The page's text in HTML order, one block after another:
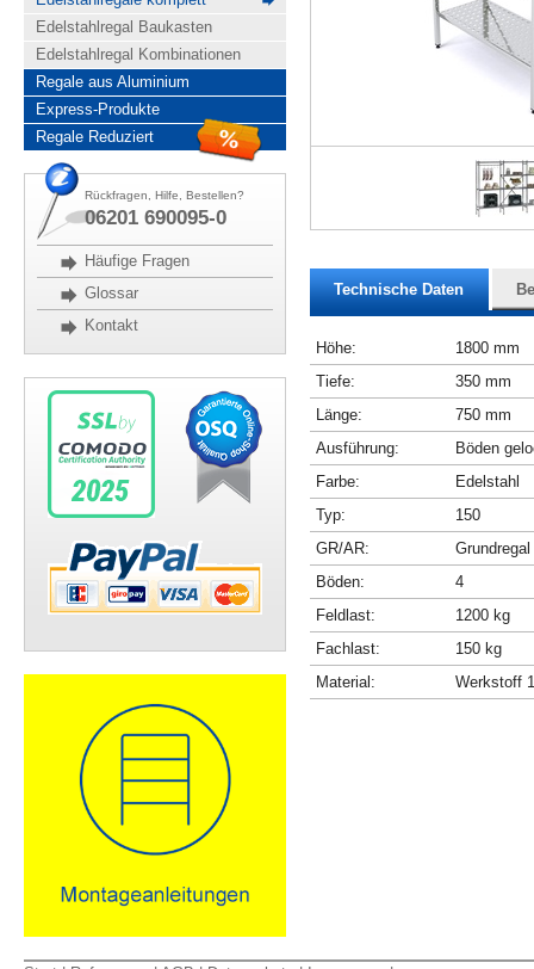
Edelstahlregal Baukasten
Edelstahlregal Kombinationen
Regale aus Aluminium
Express-Produkte
Regale Reduziert
Rückfragen, Hilfe, Bestellen?
06201 690095-0
Häufige Fragen
Glossar
Kontakt
Technische Daten
Höhe:
1800 mm
Tiefe:
350 mm
Länge:
750 mm
Ausführung:
Böden
Farbe:
Edelstahl
Typ:
150
GR/AR:
Grundregal
Böden:
4
Feldlast:
1200 kg
Fachlast:
150 kg
Material:
Werkstoff